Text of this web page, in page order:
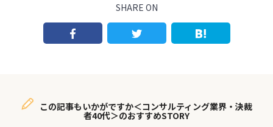
SHARE ON
この記事もいかがですか＜コンサルティング業界・決裁
者40代＞のおすすめSTORY